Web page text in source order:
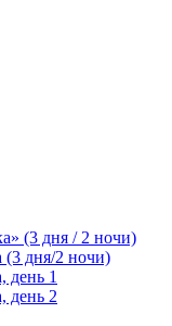
(3 дня / 2 ночи)
(3 дня/2 ночи)
день 1
день 2